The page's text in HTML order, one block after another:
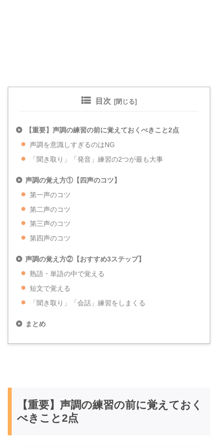
目次
【重要】声調の練習の前に覚えておくべきこと2点
声調を意識しすぎるのはNG
「聞き取り」「発音」練習の2つが最も大事
声調の覚え方①【四声のコツ】
第一声のコツ
第二声のコツ
第三声のコツ
第四声のコツ
声調の覚え方②【おすすめ3ステップ】
熟語・単語の中で覚える
短文で覚える
「聞き取り」「会話」練習をしまくる
まとめ
【重要】声調の練習の前に覚えておく
べきこと2点